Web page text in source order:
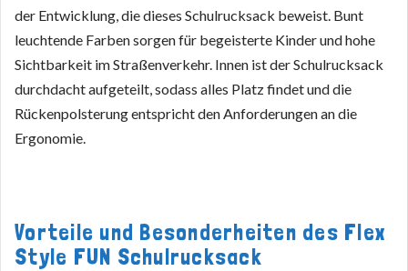
der Entwicklung, die dieses Schulrucksack beweist. Bunt
leuchtende Farben sorgen für begeisterte Kinder und hohe
Sichtbarkeit im Straßenverkehr. Innen ist der Schulrucksack
durchdacht aufgeteilt, sodass alles Platz findet und die
Rückenpolsterung entspricht den Anforderungen an die
Ergonomie.
Vorteile und Besonderheiten des Flex
Style FUN Schulrucksack